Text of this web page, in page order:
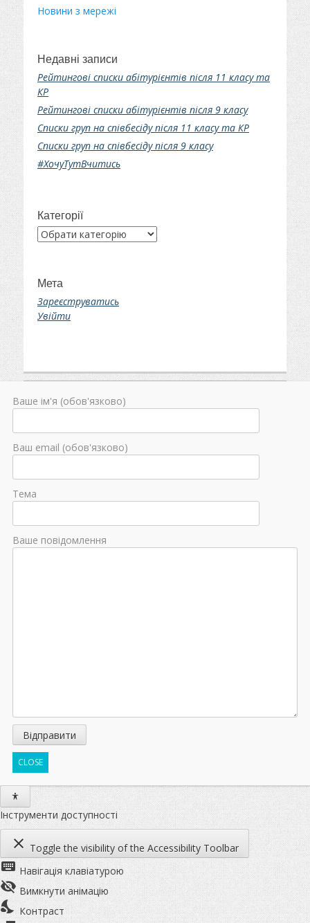
Новини з мережі
Недавні записи
Рейтингові списки абітурієнтів після 11 класу та
КР
Рейтингові списки абітурієнтів після 9 класу
Списки груп на співбесіду після 11 класу та КР
Списки груп на співбесіду після 9 класу
#ХочуТутВчитись
Категорії
Категорії
Мета
Зареєструватись
Увійти
Ваше ім'я (обов'язково)
Ваш email (обов'язково)
Тема
Ваше повідомлення
CLOSE
Інструменти доступності
close Toggle the visibility of the Accessibility Toolbar
keyboard Навігація клавіатурою
visibility_off Вимкнути анімацію
nights_stay Контраст